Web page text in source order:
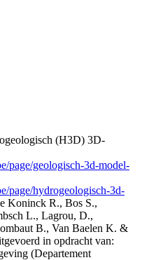
(H3D) 3D-
page/geologisch-3d-model-
page/hydrogeologisch-3d-
Koninck R., Bos S.,
L., Lagrou, D.,
B., Van Baelen K. &
in opdracht van:
(Departement